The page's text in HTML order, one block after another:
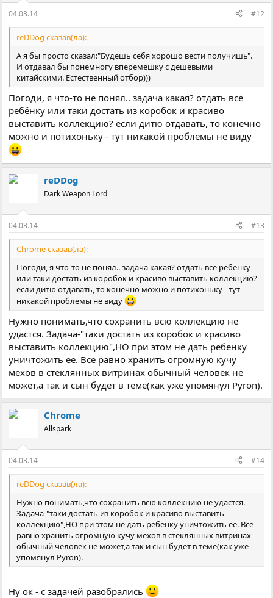
04.03.14 #12
reDDog сказав(ла):
А я бы просто сказал:"Будешь себя хорошо вести получишь".
И отдавал бы понемногу вперемешку с дешевыми
китайскими. Естественный отбор)))
Погоди, я что-то не понял.. задача какая? отдать всё
ребёнку или таки достать из коробок и красиво
выставить коллекцию? если дитю отдавать, то конечно
можно и потихоньку - тут никакой проблемы не виду
reDDog
Dark Weapon Lord
04.03.14 #13
Chrome сказав(ла):
Погоди, я что-то не понял.. задача какая? отдать всё ребёнку
или таки достать из коробок и красиво выставить коллекцию?
если дитю отдавать, то конечно можно и потихоньку - тут
никакой проблемы не виду
Нужно понимать,что сохранить всю коллекцию не
удастся. Задача-"таки достать из коробок и красиво
выставить коллекцию",НО при этом не дать ребенку
уничтожить ее. Все равно хранить огромную кучу
мехов в стеклянных витринах обычный человек не
может,а так и сын будет в теме(как уже упомянул Pyron).
Chrome
Allspark
04.03.14 #14
reDDog сказав(ла):
Нужно понимать,что сохранить всю коллекцию не удастся.
Задача-"таки достать из коробок и красиво выставить
коллекцию",НО при этом не дать ребенку уничтожить ее. Все
равно хранить огромную кучу мехов в стеклянных витринах
обычный человек не может,а так и сын будет в теме(как уже
упомянул Pyron).
Ну ок - с задачей разобрались